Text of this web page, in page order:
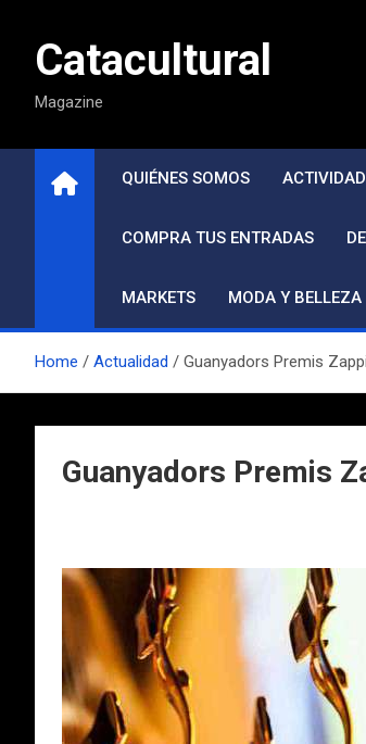
contenidoCatacultural
Magazine
QUIÉNES SOMOS
COMPRA TUS ENTRADAS
MARKETS MODA Y BELLEZA
Home Actualidad Guanyadors Premis
Guanyadors Premis